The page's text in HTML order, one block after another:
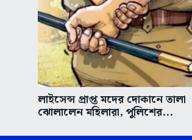
লাইসেন্স প্রাপ্ত মদের দোকানে তালা
ঝোলালেন মহিলারা, পুলিশের...